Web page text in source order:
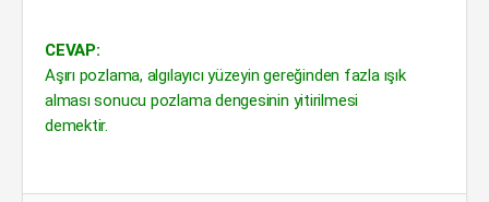
CEVAP:
Aşırı pozlama, algılayıcı yüzeyin gereğinden fazla ışık
alması sonucu pozlama dengesinin yitirilmesi
demektir.